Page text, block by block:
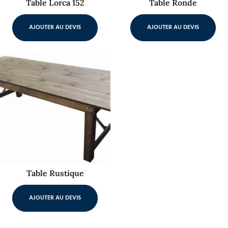
Table Lorca 152
AJOUTER AU DEVIS
Table Ronde
AJOUTER AU DEVIS
Table Rustique
AJOUTER AU DEVIS